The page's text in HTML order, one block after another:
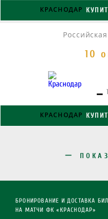
КРАСНОДАР
10
КРАСНОДАР
БРОНИРОВАНИЕ И ДОСТАВКА
НА МАТЧИ ФК «КРАСНОДАР»